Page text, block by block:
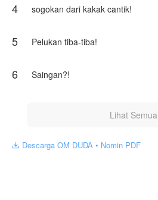
4 sogokan dari kakak cantik!
5 Pelukan tiba-tiba!
6 Saingan?!
Lihat Semua
 Descarga OM DUDA • Nomin PDF